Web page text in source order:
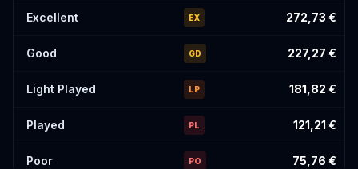
Excellent EX 272,73 €
Good GD 227,27 €
Light Played LP 181,82 €
Played PL 121,21 €
Poor PO 75,76 €